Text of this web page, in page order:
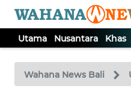
Utama Nusantara Khas
Wahana News Bali
TV
Tutup